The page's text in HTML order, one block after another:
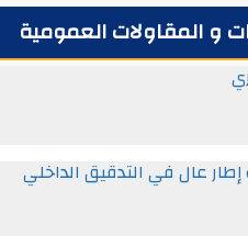
العمومية
في التدقيق الداخلي